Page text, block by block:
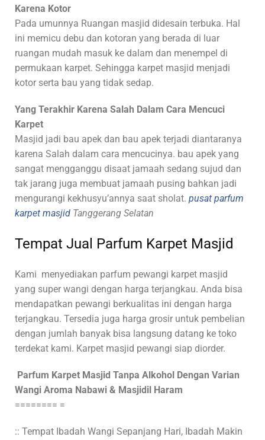
Karena Kotor
Pada umunnya Ruangan masjid didesain terbuka. Hal
ini memicu debu dan kotoran yang berada di luar
ruangan mudah masuk ke dalam dan menempel di
permukaan karpet. Sehingga karpet masjid menjadi
kotor serta bau yang tidak sedap.
Yang Terakhir Karena Salah Dalam Cara Mencuci
Karpet
Masjid jadi bau apek dan bau apek terjadi diantaranya
karena Salah dalam cara mencucinya. bau apek yang
sangat mengganggu disaat jamaah sedang sujud dan
tak jarang juga membuat jamaah pusing bahkan jadi
mengurangi kekhusyu’annya saat sholat. pusat parfum
karpet masjid Tanggerang Selatan
Tempat Jual Parfum Karpet Masjid
Kami menyediakan parfum pewangi karpet masjid
yang super wangi dengan harga terjangkau. Anda bisa
mendapatkan pewangi berkualitas ini dengan harga
terjangkau. Tersedia juga harga grosir untuk pembelian
dengan jumlah banyak bisa langsung datang ke toko
terdekat kami. Karpet masjid pewangi siap diorder.
Parfum Karpet Masjid Tanpa Alkohol Dengan Varian
Wangi Aroma Nabawi & Masjidil Haram
======== =
:: Tempat Ibadah Wangi Sepanjang Hari, Ibadah Makin